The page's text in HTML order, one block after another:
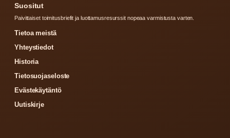
Suositut
Paivittaiset toimitusbriefit ja luottamusresurssit nopeaa varmistusta varten.
Tietoa meistä
Yhteystiedot
Historia
Tietosuojaseloste
Evästekäytäntö
Uutiskirje